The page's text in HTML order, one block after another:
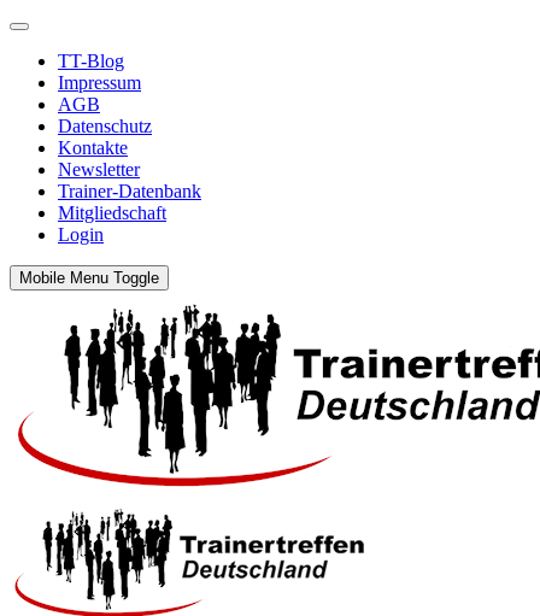
TT-Blog
Impressum
AGB
Datenschutz
Kontakte
Newsletter
Trainer-Datenbank
Mitgliedschaft
Login
Mobile Menu Toggle